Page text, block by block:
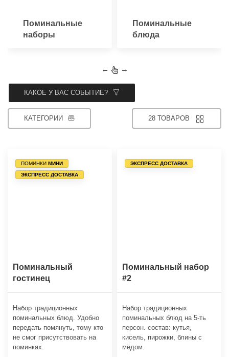
Поминальные
наборы
Поминальные
блюда
← →
КАКОЕ У ВАС СОБЫТИЕ?
КАТЕГОРИИ 28 ТОВАРОВ
ПОМИНКИ МИНИ
ЭКСПРЕСС ДОСТАВКА
Поминальный
гостинец
Набор традиционных
поминальных блюд. Удобно
передать помянуть, тому кто
не смог присутствовать на
поминках.
ЭКСПРЕСС ДОСТАВКА
Поминальный набор
#2
Набор традиционных
поминальных блюд на 5-ть
персон. состав: кутья,
кисель, пирожки, блины с
мёдом.